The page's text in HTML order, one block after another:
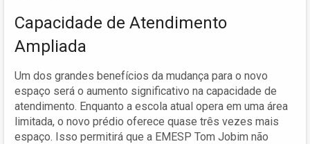
Capacidade de Atendimento
Ampliada
Um dos grandes benefícios da mudança para o novo
espaço será o aumento significativo na capacidade de
atendimento. Enquanto a escola atual opera em uma área
limitada, o novo prédio oferece quase três vezes mais
espaço. Isso permitirá que a EMESP Tom Jobim não